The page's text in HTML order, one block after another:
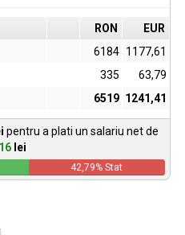
RON
EUR
6184 1177,61
335
63,79
6519 1241,41
pentru a plati un salariu net de
lei
42,79% Stat